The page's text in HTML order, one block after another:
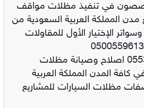
2027 متخصصون في تنفيذ مظلات مواقف
المملكة العربية السعودية من
الإختيار الأول للمقاولات
للمظلات الجوال/0500559613
الجوال/0553770074 اصلاح وصيانة مظلات
المدن المملكة العربية
مظلات السيارات للمشاريع